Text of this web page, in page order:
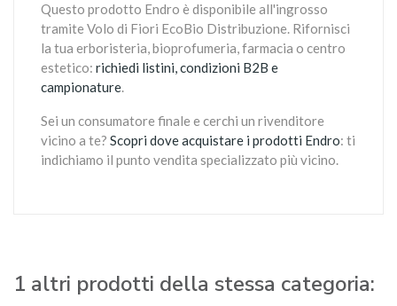
Questo prodotto Endro è disponibile all'ingrosso
tramite Volo di Fiori EcoBio Distribuzione. Rifornisci
la tua erboristeria, bioprofumeria, farmacia o centro
estetico: richiedi listini, condizioni B2B e
campionature.
Sei un consumatore finale e cerchi un rivenditore
vicino a te? Scopri dove acquistare i prodotti Endro: ti
indichiamo il punto vendita specializzato più vicino.
1 altri prodotti della stessa categoria: